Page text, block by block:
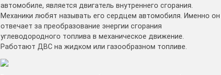
автомобиле, является двигатель внутреннего сгорания.
Механики любят называть его сердцем автомобиля. Именно он
отвечает за преобразование энергии сгорания
углеводородного топлива в механическое движение.
Работают ДВС на жидком или газообразном топливе.